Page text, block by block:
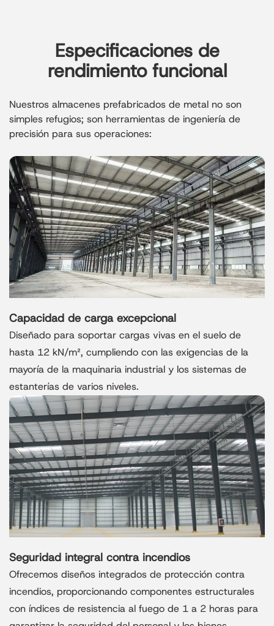
Especificaciones de
rendimiento funcional
Nuestros almacenes prefabricados de metal no son
simples refugios; son herramientas de ingeniería de
precisión para sus operaciones:
Capacidad de carga excepcional
Diseñado para soportar cargas vivas en el suelo de
hasta 12 kN/m², cumpliendo con las exigencias de la
mayoría de la maquinaria industrial y los sistemas de
estanterías de varios niveles.
Seguridad integral contra incendios
Ofrecemos diseños integrados de protección contra
incendios, proporcionando componentes estructurales
con índices de resistencia al fuego de 1 a 2 horas para